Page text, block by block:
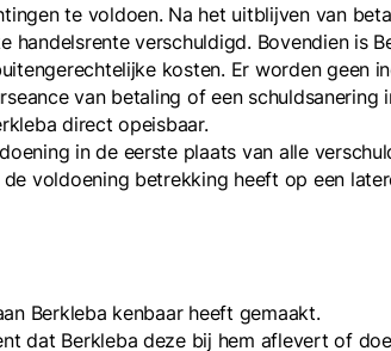
te voldoen. Na het uitblijven van
verschuldigd. Bovendien is
kosten. Er worden geen
van betaling of een
direct opeisbaar.
in de eerste plaats van alle
voldoening betrekking heeft op een
Berkleba kenbaar heeft gemaakt.
dat Berkleba deze bij hem aflevert of